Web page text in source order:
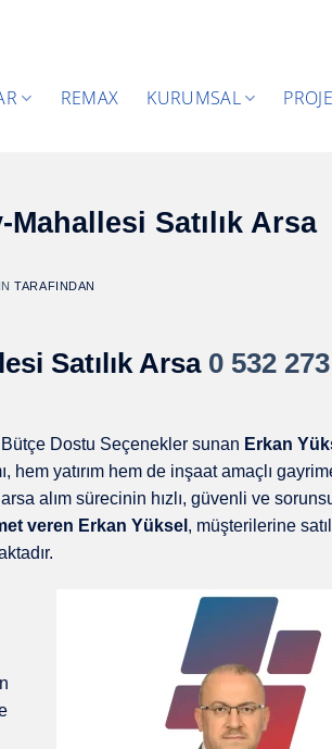
REMAX KURUMSAL
Satılık Arsa
TARAFINDAN
Satılık Arsa 0 532
Bütçe Dostu Seçenekler sunan Erkan
yatırım hem de inşaat amaçlı
alım sürecinin hızlı, güvenli ve
veren Erkan Yüksel , müşterilerine